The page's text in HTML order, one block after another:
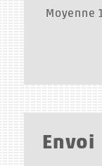
Moyenne
Envoi